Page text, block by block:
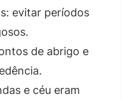
evitar períodos
de abrigo e
e céu eram